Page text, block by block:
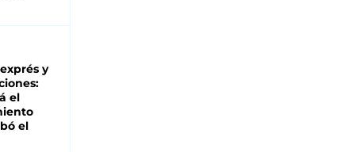
y
el
el